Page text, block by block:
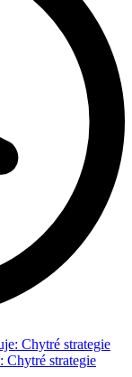
Chytré strategie